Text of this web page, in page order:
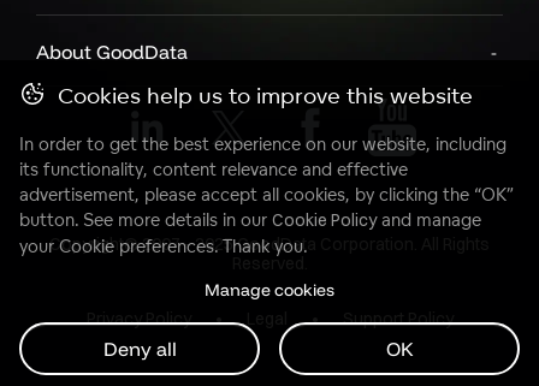
About GoodData
Copyright© 2007 - 2025 GoodData Corporation. All Rights
Reserved.
Privacy Policy Support Policy
Cookies help us to improve this website
In order to get the best experience on our website, including
its functionality, content relevance and effective
advertisement, please accept all cookies, by clicking the “OK”
button. See more details in our Cookie Policyand manage
your Cookie preferences. Thank you.
Manage cookies
Deny all OK